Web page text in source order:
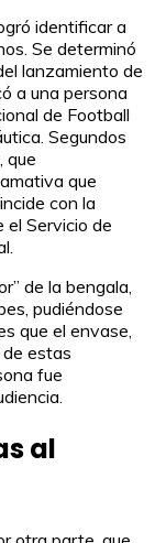
identificar a
Se determinó
lanzamiento de
a una persona
de Football
Segundos
que
que
con la
el Servicio de
de la bengala,
pudiéndose
que el envase,
estas
fue
al